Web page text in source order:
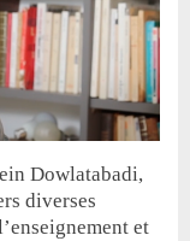
Dowlatabadi,
diverses
et